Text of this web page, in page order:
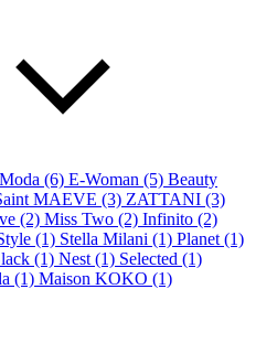
(6) E-Woman (5) Beauty
MAEVE (3) ZATTANI (3)
(2) Miss Two (2) Infinito (2)
(1) Stella Milani (1) Planet (1)
(1) Nest (1) Selected (1)
(1) Maison KOKO (1)